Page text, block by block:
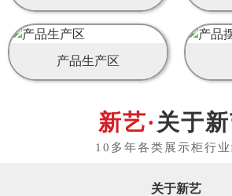
产品生产区
关于
关于新艺